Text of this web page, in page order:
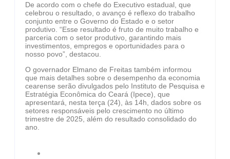
De acordo com o chefe do Executivo estadual, que
celebrou o resultado, o avanço é reflexo do trabalho
conjunto entre o Governo do Estado e o setor
produtivo. “Esse resultado é fruto de muito trabalho e
parceria com o setor produtivo, garantindo mais
investimentos, empregos e oportunidades para o
nosso povo”, destacou.
O governador Elmano de Freitas também informou
que mais detalhes sobre o desempenho da economia
cearense serão divulgados pelo Instituto de Pesquisa e
Estratégia Econômica do Ceará (Ipece), que
apresentará, nesta terça (24), às 14h, dados sobre os
setores responsáveis pelo crescimento no último
trimestre de 2025, além do resultado consolidado do
ano.